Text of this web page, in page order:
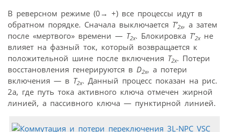
В реверсном режиме (0 → +) все процессы идут в
обратном порядке. Сначала выключается T’2x, а затем
после «мертвого» времени — T2x. Блокировка T’2xне
влияет на фазный ток, который возвращается к
положительной шине после включения T2x. Потери
восстановления генерируются в D2x, а потери
включения — в T2x. Данный процесс показан на рис.
2a, где путь тока активного ключа отмечен жирной
линией, а пассивного ключа — пунктирной линией.